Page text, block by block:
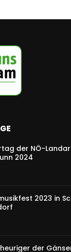
der NÖ-
2024
2023 in
der